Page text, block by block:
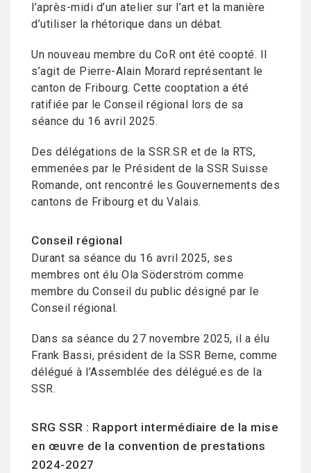
l’après-midi d’un atelier sur l’art et la manière
d’utiliser la rhétorique dans un débat.
Un nouveau membre du CoR ont été coopté. Il
s’agit de Pierre-Alain Morard représentant le
canton de Fribourg. Cette cooptation a été
ratifiée par le Conseil régional lors de sa
séance du 16 avril 2025.
Des délégations de la SSR.SR et de la RTS,
emmenées par le Président de la SSR Suisse
Romande, ont rencontré les Gouvernements des
cantons de Fribourg et du Valais.
Conseil régional
Durant sa séance du 16 avril 2025, ses
membres ont élu Ola Söderström comme
membre du Conseil du public désigné par le
Conseil régional.
Dans sa séance du 27 novembre 2025, il a élu
Frank Bassi, président de la SSR Berne, comme
délégué à l’Assemblée des délégué.es de la
SSR.
SRG SSR : Rapport intermédiaire de la mise
en œuvre de la convention de prestations
2024-2027